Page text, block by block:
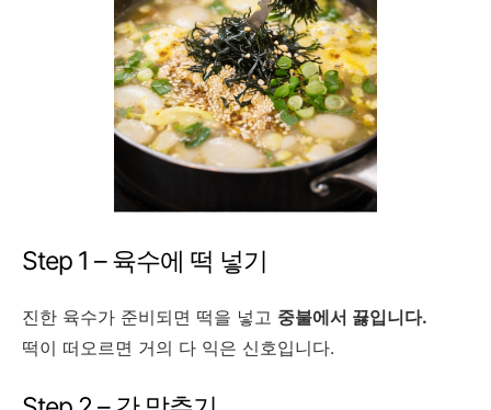
Step 1 – 육수에 떡 넣기
진한 육수가 준비되면 떡을 넣고 중불에서 끓입니다.
떡이 떠오르면 거의 다 익은 신호입니다.